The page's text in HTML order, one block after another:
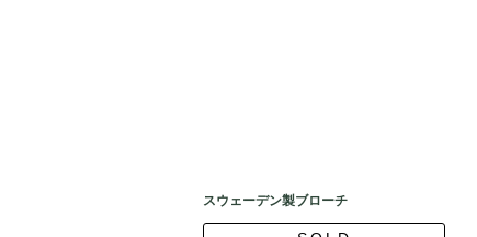
スウェーデン製ブローチ